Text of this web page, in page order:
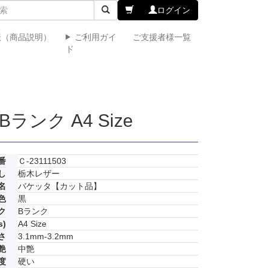
ログイン
商品説明）
ご利用ガイ
ド
ご支援者様一覧
ランク A4 Size
Ｃ-23111503
栃木レザー
バケッタ【カット品】
黒
Bランク
A4 Size
3.1mm-3.2mm
中艶
硬い